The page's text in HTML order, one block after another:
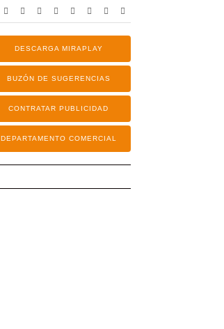
DESCARGA MIRAPLAY
BUZÓN DE SUGERENCIAS
CONTRATAR PUBLICIDAD
DEPARTAMENTO COMERCIAL